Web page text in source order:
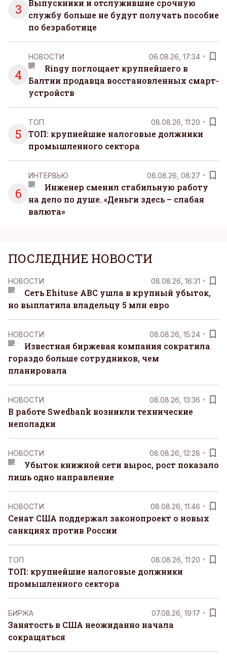
3
Выпускники и отслужившие срочную
службу больше не будут получать пособие
по безработице
4
НОВОСТИ 06.08.26, 17:34
Ringy поглощает крупнейшего в
Балтии продавца восстановленных смарт-
устройств
5
ТОП 08.08.26, 11:20
ТОП: крупнейшие налоговые должники
промышленного сектора
6
ИНТЕРВЬЮ 06.08.26, 08:27
Инженер сменил стабильную работу
на дело по душе. «Деньги здесь – слабая
валюта»
ПОСЛЕДНИЕ НОВОСТИ
НОВОСТИ 08.08.26, 16:31
Сеть Ehituse ABC ушла в крупный убыток,
но выплатила владельцу 5 млн евро
НОВОСТИ 08.08.26, 15:24
Известная биржевая компания сократила
гораздо больше сотрудников, чем
планировала
НОВОСТИ 08.08.26, 13:36
В работе Swedbank возникли технические
неполадки
НОВОСТИ 08.08.26, 12:28
Убыток книжной сети вырос, рост показало
лишь одно направление
НОВОСТИ 08.08.26, 11:46
Сенат США поддержал законопроект о новых
санкциях против России
ТОП 08.08.26, 11:20
ТОП: крупнейшие налоговые должники
промышленного сектора
БИРЖА 07.08.26, 19:17
Занятость в США неожиданно начала
сокращаться